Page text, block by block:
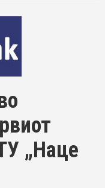
„Наце